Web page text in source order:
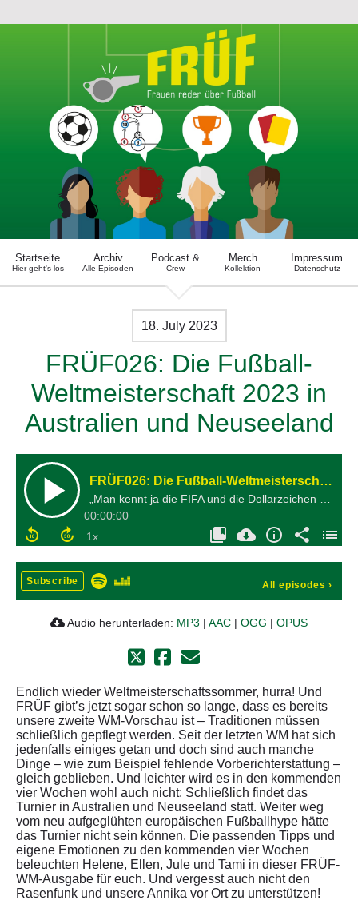
Startseite
Hier geht's los
Archiv
Alle Episoden
Podcast &
Crew
Merch
Kollektion
Impressum
Datenschutz
18. July 2023
FRÜF026: Die Fußball-
Weltmeisterschaft 2023 in
Australien und Neuseeland
FRÜF026: Die Fußball-Weltmeisterschaft 2023 in Australien und Neuseeland
00:00:00
Subscribe All episodes ›
Audio herunterladen: MP3 | AAC | OGG | OPUS
Endlich wieder Weltmeisterschaftssommer, hurra! Und
FRÜF gibt’s jetzt sogar schon so lange, dass es bereits
unsere zweite WM-Vorschau ist – Traditionen müssen
schließlich gepflegt werden. Seit der letzten WM hat sich
jedenfalls einiges getan und doch sind auch manche
Dinge – wie zum Beispiel fehlende Vorberichterstattung –
gleich geblieben. Und leichter wird es in den kommenden
vier Wochen wohl auch nicht: Schließlich findet das
Turnier in Australien und Neuseeland statt. Weiter weg
vom neu aufgeglühten europäischen Fußballhype hätte
das Turnier nicht sein können. Die passenden Tipps und
eigene Emotionen zu den kommenden vier Wochen
beleuchten Helene, Ellen, Jule und Tami in dieser FRÜF-
WM-Ausgabe für euch. Und vergesst auch nicht den
Rasenfunk und unsere Annika vor Ort zu unterstützen!